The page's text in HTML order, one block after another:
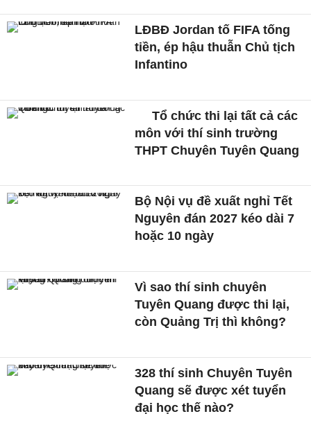
LĐBĐ Jordan tố FIFA tống
tiền, ép hậu thuẫn Chủ tịch
Infantino
Tổ chức thi lại tất cả các
môn với thí sinh trường
THPT Chuyên Tuyên Quang
Bộ Nội vụ đề xuất nghỉ Tết
Nguyên đán 2027 kéo dài 7
hoặc 10 ngày
Vì sao thí sinh chuyên
Tuyên Quang được thi lại,
còn Quảng Trị thì không?
328 thí sinh Chuyên Tuyên
Quang sẽ được xét tuyển
đại học thế nào?